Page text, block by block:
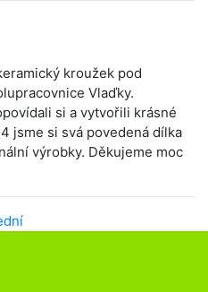
kroužek pod
Vlaďky.
si a vytvořili krásné
jsme si svá povedená dílka
výrobky. Děkujeme moc